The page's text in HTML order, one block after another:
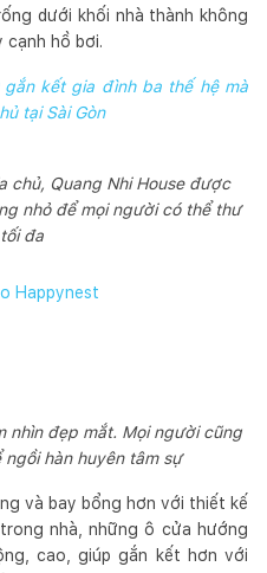
dưới khối nhà thành không
cạnh hồ bơi.
gắn kết gia đình ba thế hệ mà
tại Sài Gòn
chủ, Quang Nhi House được
nhỏ để mọi người có thể thư
đa
nhìn đẹp mắt. Mọi người cũng
hàn huyên tâm sự
và bay bổng hơn với thiết kế
nhà, những ô cửa hướng
cao, giúp gắn kết hơn với